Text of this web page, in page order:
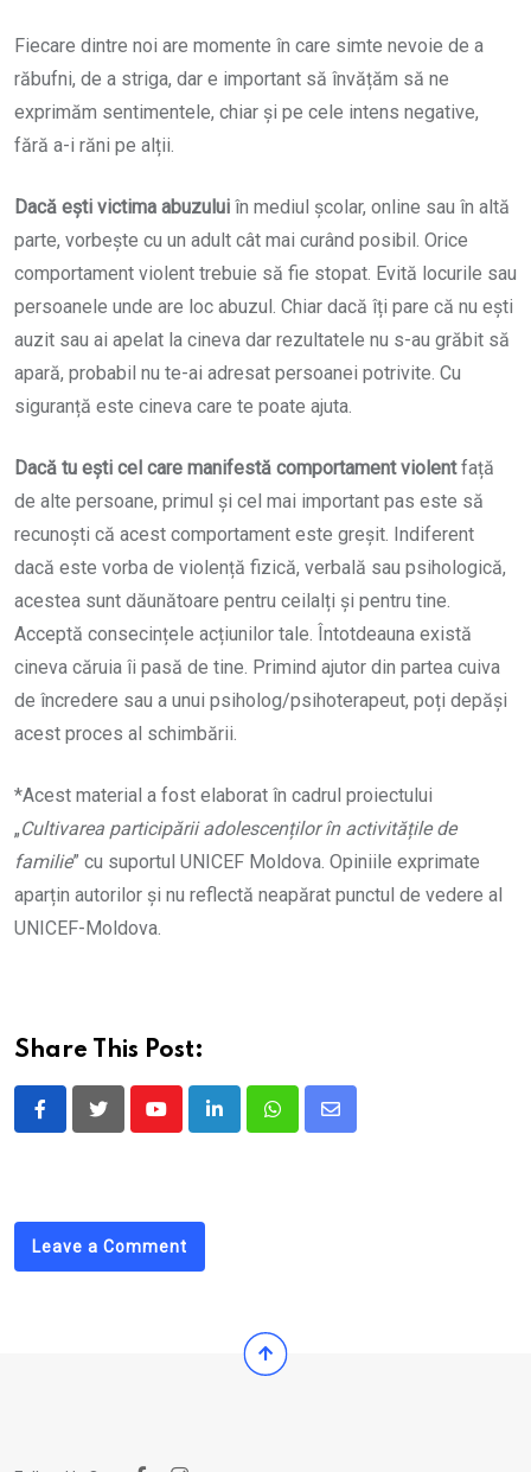
Fiecare dintre noi are momente în care simte nevoie de a
răbufni, de a striga, dar e important să învățăm să ne
exprimăm sentimentele, chiar și pe cele intens negative,
fără a-i răni pe alții.
Dacă ești victima abuzului în mediul școlar, online sau în altă
parte, vorbește cu un adult cât mai curând posibil. Orice
comportament violent trebuie să fie stopat. Evită locurile sau
persoanele unde are loc abuzul. Chiar dacă îți pare că nu ești
auzit sau ai apelat la cineva dar rezultatele nu s-au grăbit să
apară, probabil nu te-ai adresat persoanei potrivite. Cu
siguranță este cineva care te poate ajuta.
Dacă tu ești cel care manifestă comportament violentfață
de alte persoane, primul și cel mai important pas este să
recunoști că acest comportament este greșit. Indiferent
dacă este vorba de violență fizică, verbală sau psihologică,
acestea sunt dăunătoare pentru ceilalți și pentru tine.
Acceptă consecințele acțiunilor tale. Întotdeauna există
cineva căruia îi pasă de tine. Primind ajutor din partea cuiva
de încredere sau a unui psiholog/psihoterapeut, poți depăși
acest proces al schimbării.
*Acest material a fost elaborat în cadrul proiectului
„Cultivarea participării adolescenților în activitățile de
familie” cu suportul UNICEF Moldova. Opiniile exprimate
aparțin autorilor și nu reflectă neapărat punctul de vedere al
UNICEF-Moldova.
Share This Post:
YoutubeLinkedInWhatsappShare
Leave a Comment